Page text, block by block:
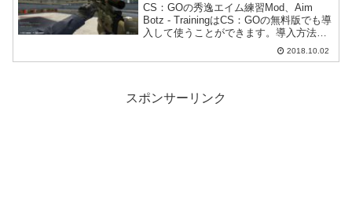
CS：GOの秀逸エイム練習Mod、Aim
Botz - TrainingはCS：GOの無料版でも導
入して使うことができます。導入方法を
2018.10.02
スポンサーリンク